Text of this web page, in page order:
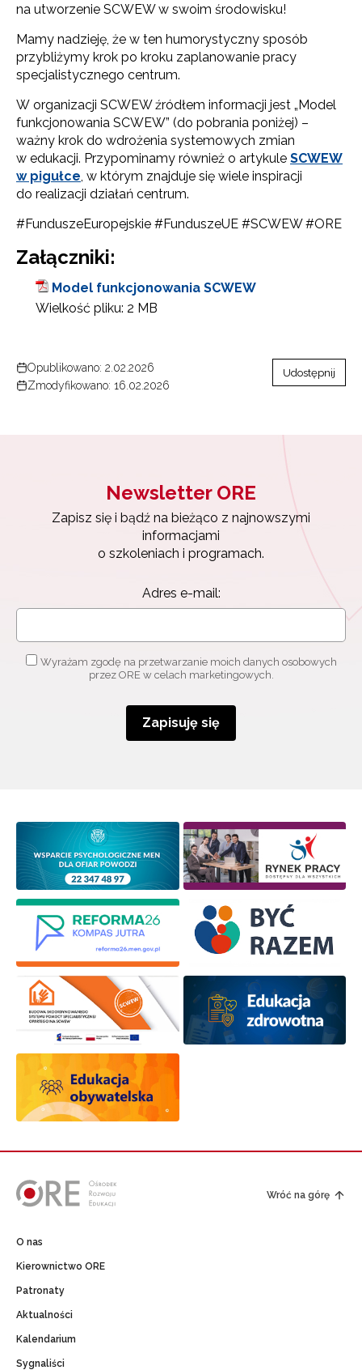
na utworzenie SCWEW w swoim środowisku!
Mamy nadzieję, że w ten humorystyczny sposób
przybliżymy krok po kroku zaplanowanie pracy
specjalistycznego centrum.
W organizacji SCWEW źródłem informacji jest „Model
funkcjonowania SCWEW” (do pobrania poniżej) –
ważny krok do wdrożenia systemowych zmian
w edukacji. Przypominamy również o artykule SCWEW
w pigułce , w którym znajduje się wiele inspiracji
do realizacji działań centrum.
#FunduszeEuropejskie #FunduszeUE #SCWEW #ORE
Załączniki:
Model funkcjonowania SCWEW
Wielkość pliku: 2 MB
Opublikowano: 2.02.2026
Zmodyfikowano: 16.02.2026
Udostępnij
Newsletter ORE
Zapisz się i bądź na bieżąco z najnowszymi
informacjami
o szkoleniach i programach.
Adres e-mail:
Wyrażam zgodę na przetwarzanie moich danych osobowych
przez ORE w celach marketingowych.
Zapisuję się
Wróć na górę
O nas
Kierownictwo ORE
Patronaty
Aktualności
Kalendarium
Sygnaliści
Newsletter ORE
Zapisz się i bądź na bieżąco z najnowszymi
o szkoleniach i programach.
Zapisuję się